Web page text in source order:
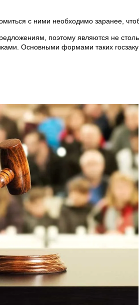
с ними необходимо заранее,
поэтому являются не
Основными формами таких